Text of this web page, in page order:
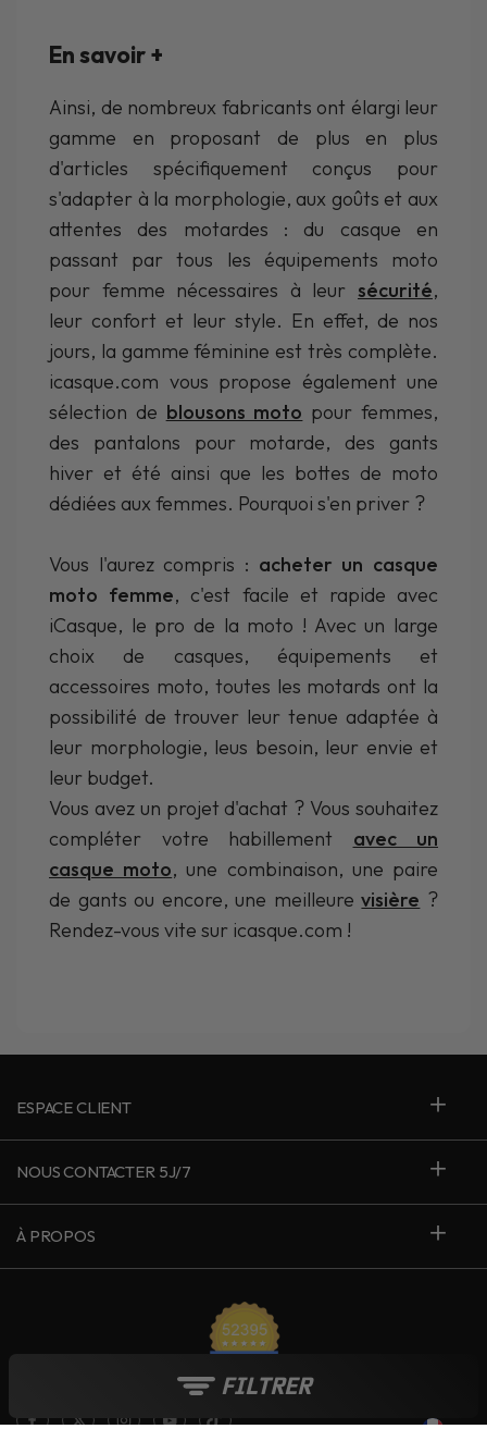
FILTRER
En savoir +
Ainsi, de nombreux fabricants ont élargi leur
gamme en proposant de plus en plus
d'articles spécifiquement conçus pour
s'adapter à la morphologie, aux goûts et aux
attentes des motardes : du casque en
passant par tous les équipements moto
pour femme nécessaires à leur sécurité,
leur confort et leur style. En effet, de nos
jours, la gamme féminine est très complète.
icasque.com vous propose également une
sélection de blousons moto pour femmes,
des pantalons pour motarde, des gants
hiver et été ainsi que les bottes de moto
dédiées aux femmes. Pourquoi s'en priver ?
Vous l'aurez compris : acheter un casque
moto femme, c'est facile et rapide avec
iCasque, le pro de la moto ! Avec un large
choix de casques, équipements et
accessoires moto, toutes les motards ont la
possibilité de trouver leur tenue adaptée à
leur morphologie, leus besoin, leur envie et
leur budget.
Vous avez un projet d'achat ? Vous souhaitez
compléter votre habillement avec un
casque moto, une combinaison, une paire
de gants ou encore, une meilleurevisière ?
Rendez-vous vite sur icasque.com !
ESPACE CLIENT
NOUS CONTACTER 5J/7
À PROPOS